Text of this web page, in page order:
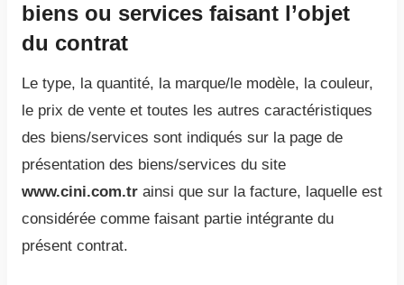
biens ou services faisant l’objet
du contrat
Le type, la quantité, la marque/le modèle, la couleur,
le prix de vente et toutes les autres caractéristiques
des biens/services sont indiqués sur la page de
présentation des biens/services du site
www.cini.com.tr ainsi que sur la facture, laquelle est
considérée comme faisant partie intégrante du
présent contrat.